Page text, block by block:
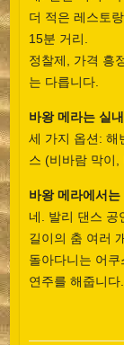
더 적은 레스토
15분 거리.
정찰제, 가격 흥
는 다릅니다.
바왕 메라는 실
세 가지 옵션: 해
스 (비바람 막이,
바왕 메라에서
네. 발리 댄스 공
길이의 춤 여러
돌아다니는 어
연주를 해줍니다.